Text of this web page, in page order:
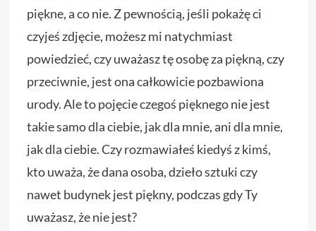
piękne, a co nie. Z pewnością, jeśli pokażę ci
czyjeś zdjęcie, możesz mi natychmiast
powiedzieć, czy uważasz tę osobę za piękną, czy
przeciwnie, jest ona całkowicie pozbawiona
urody. Ale to pojęcie czegoś pięknego nie jest
takie samo dla ciebie, jak dla mnie, ani dla mnie,
jak dla ciebie. Czy rozmawiałeś kiedyś z kimś,
kto uważa, że dana osoba, dzieło sztuki czy
nawet budynek jest piękny, podczas gdy Ty
uważasz, że nie jest?